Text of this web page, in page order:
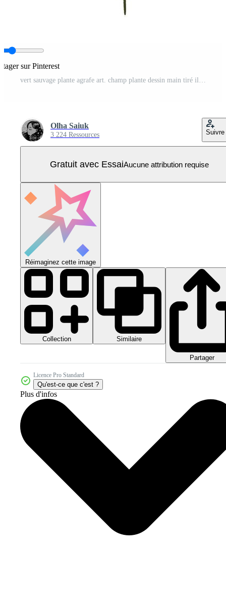
sur Pinterest
vert sauvage plante agrafe art. champ plante dessin main tiré illustration. botanique clipart isolé sur blanche. doux Célibataire élément pour conception. Vecteur Pro
Olha Saiuk
3 224 Ressources Suivre
Gratuit avec EssaiAucune attribution requise
Réimaginez cette image
Collection Similaire
Partager
Licence Pro Standard
Qu'est-ce que c'est ?
Plus d'infos